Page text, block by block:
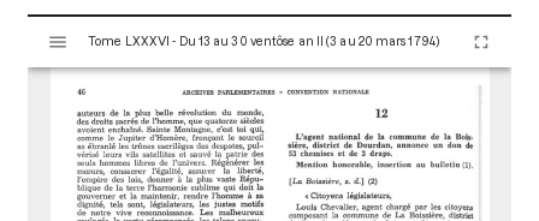
s
Tome LXXXVI - Du 13 au 30 ventôse an II (3 au 20 mars 1794)